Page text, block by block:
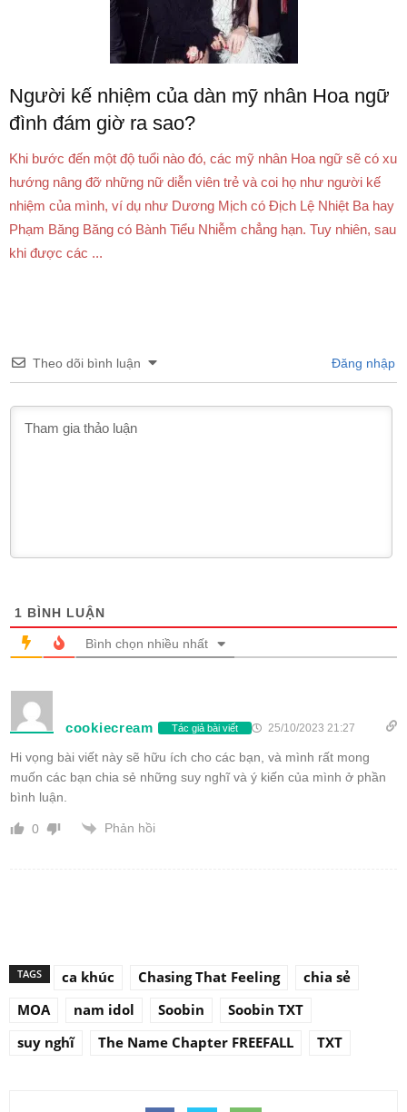
Người kế nhiệm của dàn mỹ nhân Hoa ngữ
đình đám giờ ra sao?
Khi bước đến một độ tuổi nào đó, các mỹ nhân Hoa ngữ sẽ có xu
hướng nâng đỡ những nữ diễn viên trẻ và coi họ như người kế
nhiệm của mình, ví dụ như Dương Mịch có Địch Lệ Nhiệt Ba hay
Phạm Băng Băng có Bành Tiểu Nhiễm chẳng hạn. Tuy nhiên, sau
khi được các ...
Theo dõi bình luận Đăng nhập
1 BÌNH LUẬN
Bình chọn nhiều nhất
cookiecream Tác giả bài viết 25/10/2023 21:27
Hi vọng bài viết này sẽ hữu ích cho các bạn, và mình rất mong
muốn các bạn chia sẻ những suy nghĩ và ý kiến của mình ở phần
bình luận.
0 Phản hồi
TAGS ca khúc Chasing That Feeling
chia sẻ
MOA
nam idol Soobin
Soobin TXT
suy nghĩ
The Name Chapter FREEFALL TXT